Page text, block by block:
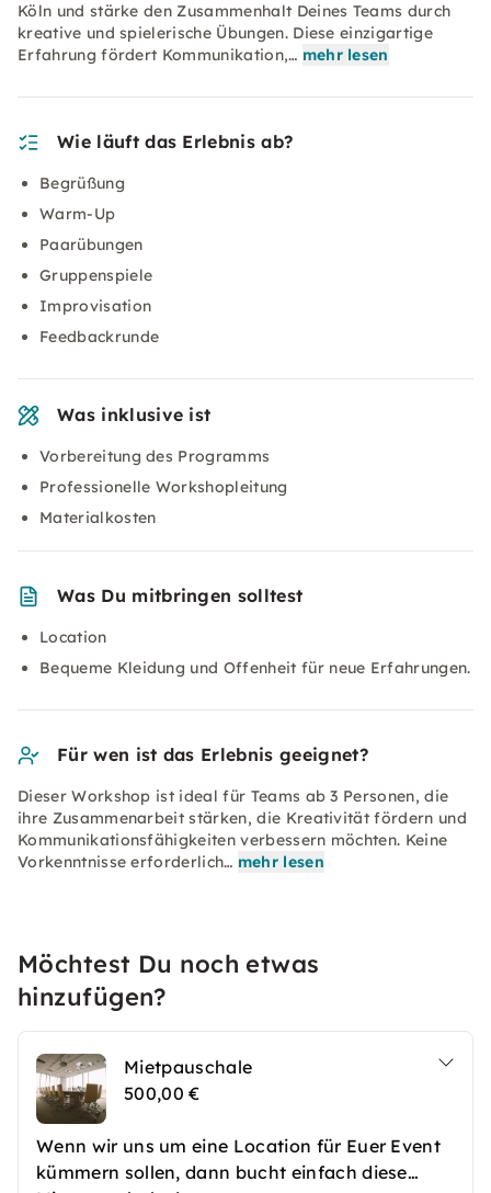
Köln und stärke den Zusammenhalt Deines Teams durch
kreative und spielerische Übungen. Diese einzigartige
Erfahrung fördert Kommunikation,… mehr lesen
Wie läuft das Erlebnis ab?
Begrüßung
Warm-Up
Paarübungen
Gruppenspiele
Improvisation
Feedbackrunde
Was inklusive ist
Vorbereitung des Programms
Professionelle Workshopleitung
Materialkosten
Was Du mitbringen solltest
Location
Bequeme Kleidung und Offenheit für neue Erfahrungen.
Für wen ist das Erlebnis geeignet?
Dieser Workshop ist ideal für Teams ab 3 Personen, die
ihre Zusammenarbeit stärken, die Kreativität fördern und
Kommunikationsfähigkeiten verbessern möchten. Keine
Vorkenntnisse erforderlich… mehr lesen
Möchtest Du noch etwas
hinzufügen?
Mietpauschale
500,00 €
Wenn wir uns um eine Location für Euer Event
kümmern sollen, dann bucht einfach diese